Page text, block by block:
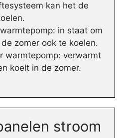
kan het de
in staat om
zomer ook te koelen.
warmtepomp: verwarmt
koelt in de zomer.
stroom